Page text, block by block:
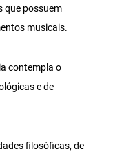
que possuem
musicais.
contempla o
e de
filosóficas, de